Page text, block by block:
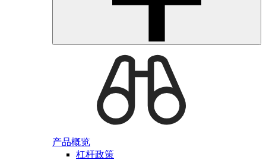
产品概览
杠杆政策